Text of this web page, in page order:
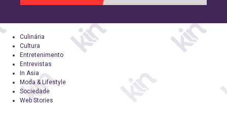
Culinária
Cultura
Entretenimento
Entrevistas
In Asia
Moda & Lifestyle
Sociedade
Web Stories